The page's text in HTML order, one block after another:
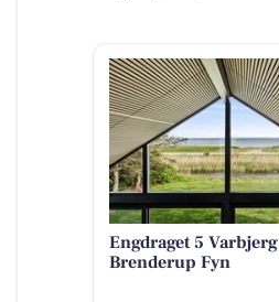
Engdraget 5
Brenderup Fyn